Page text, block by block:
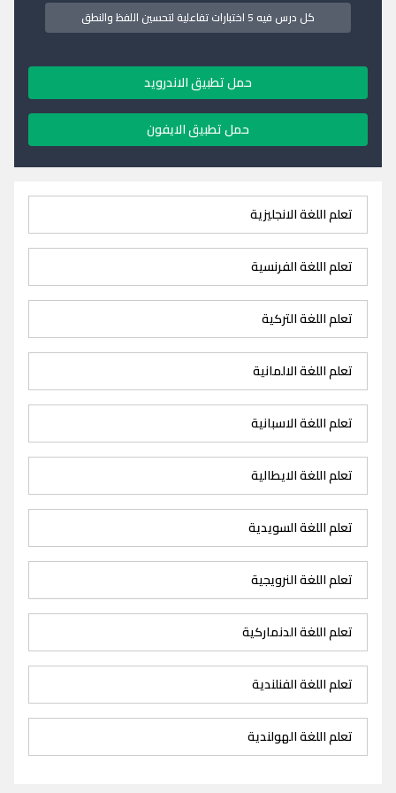
كل درس فيه 5 اختبارات تفاعلية لتحسين اللفظ والنطق
حمل تطبيق الاندرويد
حمل تطبيق الايفون
تعلم اللغة الانجليزية
تعلم اللغة الفرنسية
تعلم اللغة التركية
تعلم اللغة الالمانية
تعلم اللغة الاسبانية
تعلم اللغة الايطالية
تعلم اللغة السويدية
تعلم اللغة النرويجية
تعلم اللغة الدنماركية
تعلم اللغة الفنلندية
تعلم اللغة الهولندية